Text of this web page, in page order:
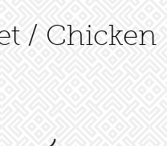
/ Chicken